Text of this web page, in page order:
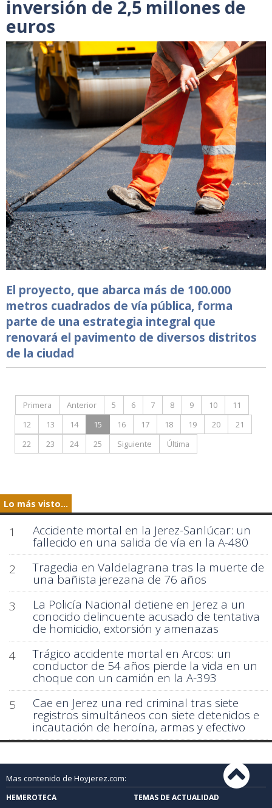
inversión de 2,5 millones de
euros
El proyecto, que abarca más de 100.000
metros cuadrados de vía pública, forma
parte de una estrategia integral que
renovará el pavimento de diversos distritos
de la ciudad
Primera Anterior 5 6 7 8 9 10
11
12
13 14 15 16 17 18 19 20
21
22
23 24 25 Siguiente Última
Lo más visto...
1 Accidente mortal en la Jerez-Sanlúcar: un
fallecido en una salida de vía en la A-480
2
Tragedia en Valdelagrana tras la muerte de
una bañista jerezana de 76 años
3
La Policía Nacional detiene en Jerez a un
conocido delincuente acusado de tentativa
de homicidio, extorsión y amenazas
4
Trágico accidente mortal en Arcos: un
conductor de 54 años pierde la vida en un
choque con un camión en la A-393
5
Cae en Jerez una red criminal tras siete
registros simultáneos con siete detenidos e
incautación de heroína, armas y efectivo
Mas contenido de Hoyjerez.com:
HEMEROTECA
TEMAS DE ACTUALIDAD